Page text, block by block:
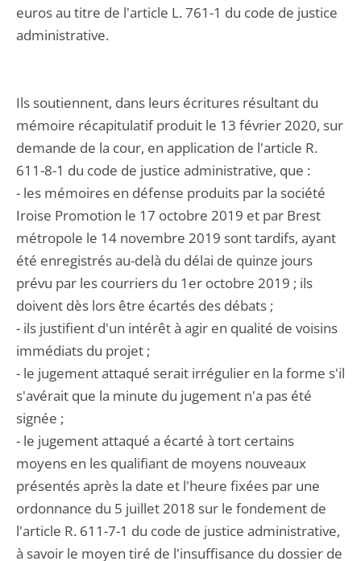
euros au titre de l'article L. 761-1 du code de justice
administrative.
Ils soutiennent, dans leurs écritures résultant du
mémoire récapitulatif produit le 13 février 2020, sur
demande de la cour, en application de l'article R.
611-8-1 du code de justice administrative, que :
- les mémoires en défense produits par la société
Iroise Promotion le 17 octobre 2019 et par Brest
métropole le 14 novembre 2019 sont tardifs, ayant
été enregistrés au-delà du délai de quinze jours
prévu par les courriers du 1er octobre 2019 ; ils
doivent dès lors être écartés des débats ;
- ils justifient d'un intérêt à agir en qualité de voisins
immédiats du projet ;
- le jugement attaqué serait irrégulier en la forme s'il
s'avérait que la minute du jugement n'a pas été
signée ;
- le jugement attaqué a écarté à tort certains
moyens en les qualifiant de moyens nouveaux
présentés après la date et l'heure fixées par une
ordonnance du 5 juillet 2018 sur le fondement de
l'article R. 611-7-1 du code de justice administrative,
à savoir le moyen tiré de l'insuffisance du dossier de